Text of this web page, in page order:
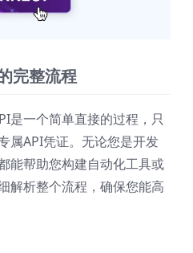
完整流程
是一个简单直接的过程，只
属API凭证。无论您是开发
能帮助您构建自动化工具或
解析整个流程，确保您能高